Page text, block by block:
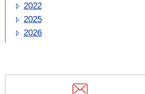
2022
2025
2026